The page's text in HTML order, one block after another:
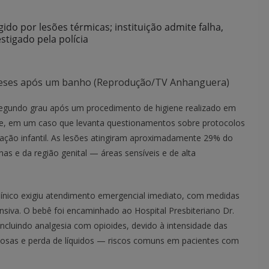
por lesões térmicas; instituição admite falha,
pela polícia
após um banho (Reprodução/TV Anhanguera)
grau após um procedimento de higiene realizado em
em um caso que levanta questionamentos sobre protocolos
infantil. As lesões atingiram aproximadamente 29% do
e da região genital — áreas sensíveis e de alta
exigiu atendimento emergencial imediato, com medidas
O bebê foi encaminhado ao Hospital Presbiteriano Dr.
analgesia com opioides, devido à intensidade das
e perda de líquidos — riscos comuns em pacientes com